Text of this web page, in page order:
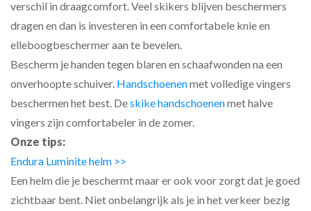
verschil in draagcomfort. Veel skikers blijven beschermers
dragen en dan is investeren in een comfortabele knie en
elleboogbeschermer aan te bevelen.
Bescherm je handen tegen blaren en schaafwonden na een
onverhoopte schuiver. Handschoenenmet volledige vingers
beschermen het best. Deskike handschoenenmet halve
vingers zijn comfortabeler in de zomer.
Onze tips:
Endura Luminite helm >>
Een helm die je beschermt maar er ook voor zorgt dat je goed
zichtbaar bent. Niet onbelangrijk als je in het verkeer bezig